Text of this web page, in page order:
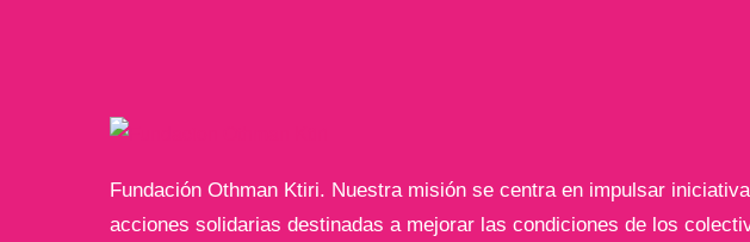
Fundación Othman Ktiri. Nuestra misión se centra en impulsar
acciones solidarias destinadas a mejorar las condiciones de los